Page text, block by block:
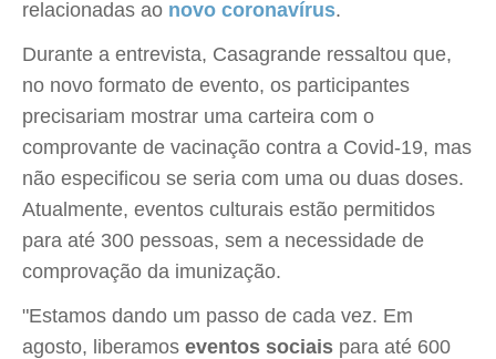
relacionadas ao novo coronavírus.
Durante a entrevista, Casagrande ressaltou que,
no novo formato de evento, os participantes
precisariam mostrar uma carteira com o
comprovante de vacinação contra a Covid-19, mas
não especificou se seria com uma ou duas doses.
Atualmente, eventos culturais estão permitidos
para até 300 pessoas, sem a necessidade de
comprovação da imunização.
"Estamos dando um passo de cada vez. Em
agosto, liberamos eventos sociais para até 600